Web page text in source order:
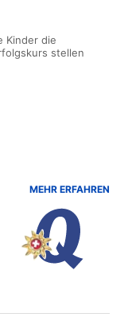
Kinder die
stellen
MEHR ERFAHREN